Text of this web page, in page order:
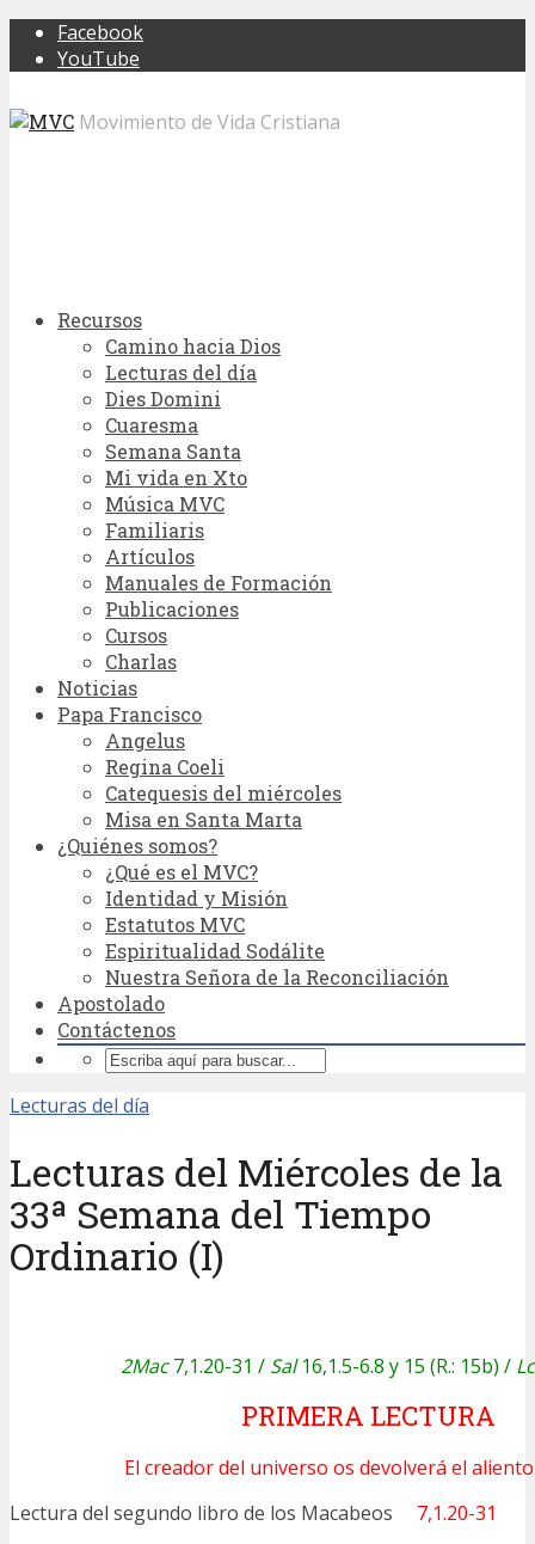
Facebook
YouTube
Movimiento de Vida Cristiana
Recursos
Camino hacia Dios
Lecturas del día
Dies Domini
Cuaresma
Semana Santa
Mi vida en Xto
Música MVC
Familiaris
Artículos
Manuales de Formación
Publicaciones
Cursos
Charlas
Noticias
Papa Francisco
Angelus
Regina Coeli
Catequesis del miércoles
Misa en Santa Marta
¿Quiénes somos?
¿Qué es el MVC?
Identidad y Misión
Estatutos MVC
Espiritualidad Sodálite
Nuestra Señora de la Reconciliación
Apostolado
Contáctenos
Lecturas del día
Lecturas del Miércoles de la
33ª Semana del Tiempo
Ordinario (I)
2Mac7,1.20-31 / Sal16,1.5-6.8 y 15 (R.: 15b) / Lc
PRIMERA LECTURA
El creador del universo os devolverá el aliento
Lectura del segundo libro de los Macabeos
7,1.20-31